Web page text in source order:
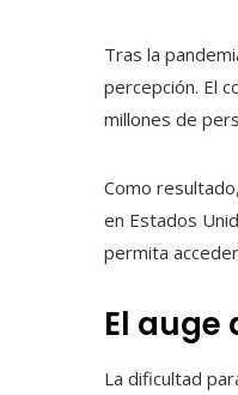
Tras la
percepción. El
millones de
Como
en Estados
permita
El auge
La dificultad